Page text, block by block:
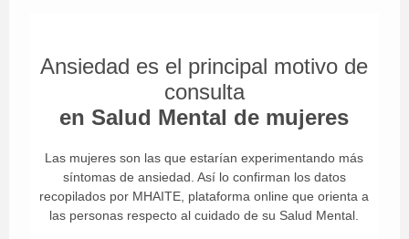
Ansiedad es el principal motivo de
consulta
en Salud Mental de mujeres
Las mujeres son las que estarían experimentando más
síntomas de ansiedad. Así lo confirman los datos
recopilados por MHAITE, plataforma online que orienta a
las personas respecto al cuidado de su Salud Mental.